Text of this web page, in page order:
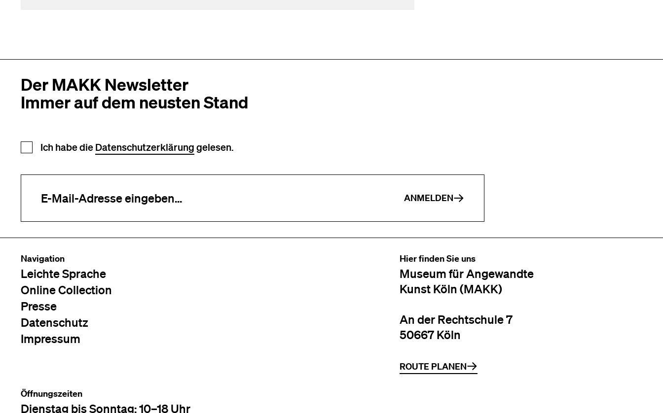
Der MAKK Newsletter
Immer auf dem neusten Stand
Newsletter Anmeldung
Ich habe die Datenschutzerklärung gelesen.
ANMELDEN
Navigation
Leichte Sprache
Online Collection
Presse
Datenschutz
Impressum
Hier finden Sie uns
Museum für Angewandte
Kunst Köln (MAKK)
An der Rechtschule 7
50667 Köln
ROUTE PLANEN
Öffnungszeiten
Dienstag bis Sonntag: 10–18 Uhr